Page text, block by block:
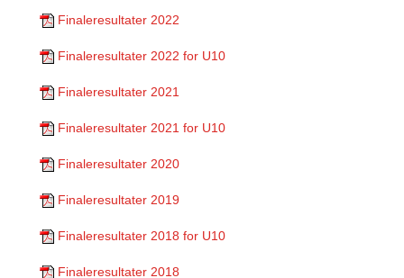
Finaleresultater 2022
Finaleresultater 2022 for U10
Finaleresultater 2021
Finaleresultater 2021 for U10
Finaleresultater 2020
Finaleresultater 2019
Finaleresultater 2018 for U10
Finaleresultater 2018